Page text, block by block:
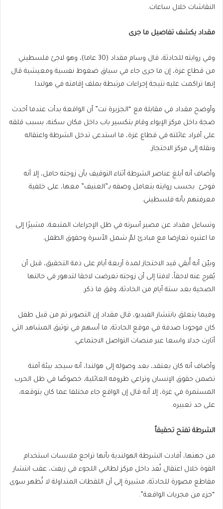
النقاشات خلال ساعات.
مقداد يكشف تفاصيل ما جرى
وفي روايته للحادثة، قال وسام مقداد (30 عاما)، وهو لاجئ فلسطيني
من قطاع غزة، إن ما جرى جاء في سياق ضغوط نفسية ومعيشية قال
إنها تراكمت عليه نتيجة إجراءات مرتبطة بملف إقامته في هولندا.
وأوضح مقداد في مقابلة مع “الجزيرة نت” أن الواقعة بدأت عندما أحدث
ضجة داخل مركز الإيواء وقام بتكسير باب داخل مكان سكنه، بسبب قلقه
على أفراد عائلته في قطاع غزة، ما استدعى تدخل الشرطة واعتقاله
ونقله إلى مركز الاحتجاز.
وأضاف أنه أبلغ عناصر الشرطة أثناء التوقيف بأن زوجته حامل، إلا أنه
فوجئ بحسب روايته بتعامل وصفه بـ”العنيف” معها، على خلفية
معرفتهم بأنه فلسطيني.
وتساءل مقداد عن مصير أسرته في ظل الإجراءات المتبعة، مشيرًا إلى
ما اعتبره تعارضا مع مبادئ لمّ شمل الأسرة وحقوق الطفل.
وبيّن أنه أُبقي قيد الاحتجاز لمدة أربعة أيام على ذمة التحقيق، قبل أن
يُفرج عنه لاحقاً، لافتا إلى أن زوجته تعرضت لاحقا لتدهور في حالتها
الصحية بعد ستة أيام من الحادثة، وفق ما ذكر.
وفيما يتعلق بانتشار الفيديو، قال مقداد إن التصوير تم من قبل طفل
كان موجودا صدفة في موقع الحادثة، ما أسهم في توثيق المشاهد التي
أثارت جدلا واسعا عبر منصات التواصل الاجتماعي.
وأضاف أنه كان يعتقد، بعد وصوله إلى هولندا، أنه سيجد بيئة آمنة
تضمن حقوق الإنسان وتراعي ظروفه العائلية، خصوصًا في ظل الحرب
المستمرة في غزة، إلا أنه قال إن الواقع جاء مختلفا عما كان يتوقعه،
على حد تعبيره.
الشرطة تفتح تحقيقاً
من جهتها، أفادت الشرطة الهولندية بأنها تراجع ملابسات استخدام
القوة خلال اعتقال نُفذ داخل مركز لطالبي اللجوء في زيفت، عقب انتشار
مقاطع مصورة للحادثة، مشيرة إلى أن اللقطات المتداولة لا تُظهر سوى
“جزء من مجريات الواقعة”.